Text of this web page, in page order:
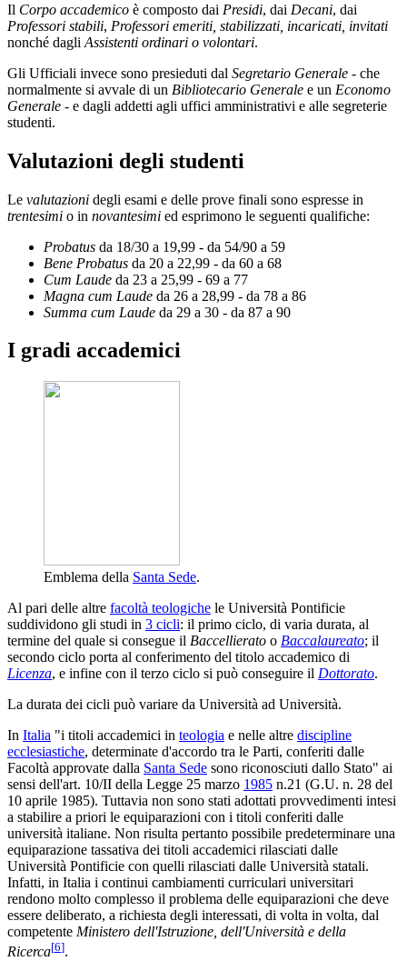
Il Corpo accademico è composto dai Presidi, dai Decani, dai
Professori stabili, Professori emeriti, stabilizzati, incaricati, invitati
nonché dagli Assistenti ordinari o volontari.
Gli Ufficiali invece sono presieduti dal Segretario Generale - che
normalmente si avvale di un Bibliotecario Generale e un Economo
Generale - e dagli addetti agli uffici amministrativi e alle segreterie
studenti.
Valutazioni degli studenti
Le valutazioni degli esami e delle prove finali sono espresse in
trentesimi o in novantesimi ed esprimono le seguenti qualifiche:
Probatus da 18/30 a 19,99 - da 54/90 a 59
Bene Probatus da 20 a 22,99 - da 60 a 68
Cum Laude da 23 a 25,99 - 69 a 77
Magna cum Laude da 26 a 28,99 - da 78 a 86
Summa cum Laude da 29 a 30 - da 87 a 90
I gradi accademici
Emblema della Santa Sede.
Al pari delle altre facoltà teologiche le Università Pontificie
suddividono gli studi in 3 cicli: il primo ciclo, di varia durata, al
termine del quale si consegue il Baccellierato o Baccalaureato; il
secondo ciclo porta al conferimento del titolo accademico di
Licenza, e infine con il terzo ciclo si può conseguire il Dottorato.
La durata dei cicli può variare da Università ad Università.
In Italia "i titoli accademici in teologia e nelle altre discipline
ecclesiastiche, determinate d'accordo tra le Parti, conferiti dalle
Facoltà approvate dalla Santa Sede sono riconosciuti dallo Stato" ai
sensi dell'art. 10/II della Legge 25 marzo 1985 n.21 (G.U. n. 28 del
10 aprile 1985). Tuttavia non sono stati adottati provvedimenti intesi
a stabilire a priori le equiparazioni con i titoli conferiti dalle
università italiane. Non risulta pertanto possibile predeterminare una
equiparazione tassativa dei titoli accademici rilasciati dalle
Università Pontificie con quelli rilasciati dalle Università statali.
Infatti, in Italia i continui cambiamenti curriculari universitari
rendono molto complesso il problema delle equiparazioni che deve
essere deliberato, a richiesta degli interessati, di volta in volta, dal
competente Ministero dell'Istruzione, dell'Università e della
Ricerca[6].